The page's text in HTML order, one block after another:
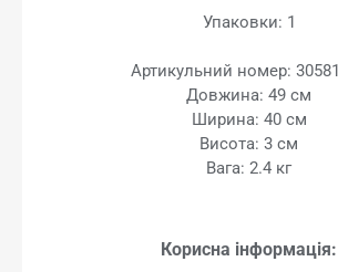
Упаковки: 1
Артикульний номер:
Довжина: 49 см
Ширина: 40 см
Висота: 3 см
Вага: 2.4 кг
Корисна інформація: